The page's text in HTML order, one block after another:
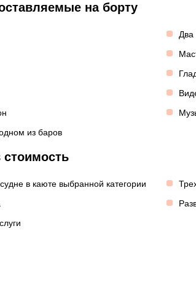
на борту
Два
из баров
стоимость
в каюте выбранной категории